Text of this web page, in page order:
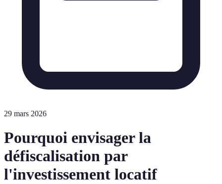
29 mars 2026
Pourquoi envisager la
défiscalisation par
l'investissement locatif